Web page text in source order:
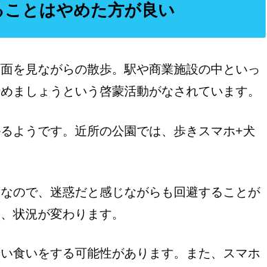
とはやめた方が良い
を見ながらの散歩。駅や商業施設の中といっ
ましょうという啓蒙活動がなされています。
ようです。近所の公園では、歩きスマホ+犬
ので、迷惑だと感じながらも回避することが
状況が変わります。
食いをする可能性があります。また、スマホ